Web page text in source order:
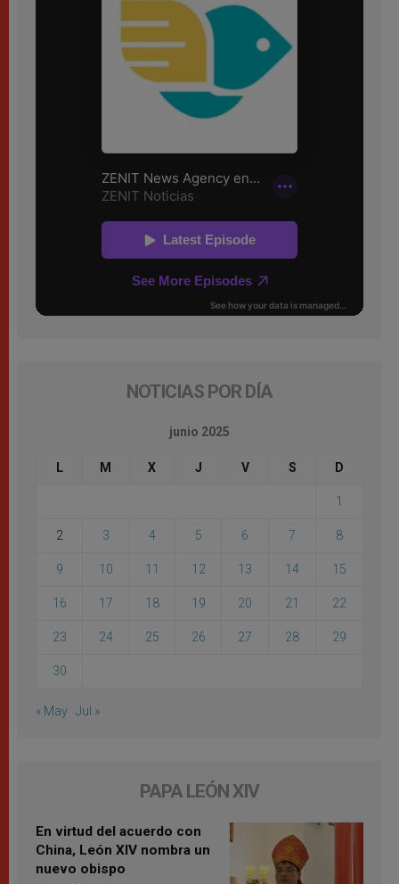
NOTICIAS POR DÍA
junio 2025
L M X J V S D
1
2 3 4 5 6 7 8
9 10 11 12 13 14 15
16 17 18 19 20 21 22
23 24 25 26 27 28 29
30
« May Jul »
PAPA LEÓN XIV
En virtud del acuerdo con
China, León XIV nombra un
nuevo obispo